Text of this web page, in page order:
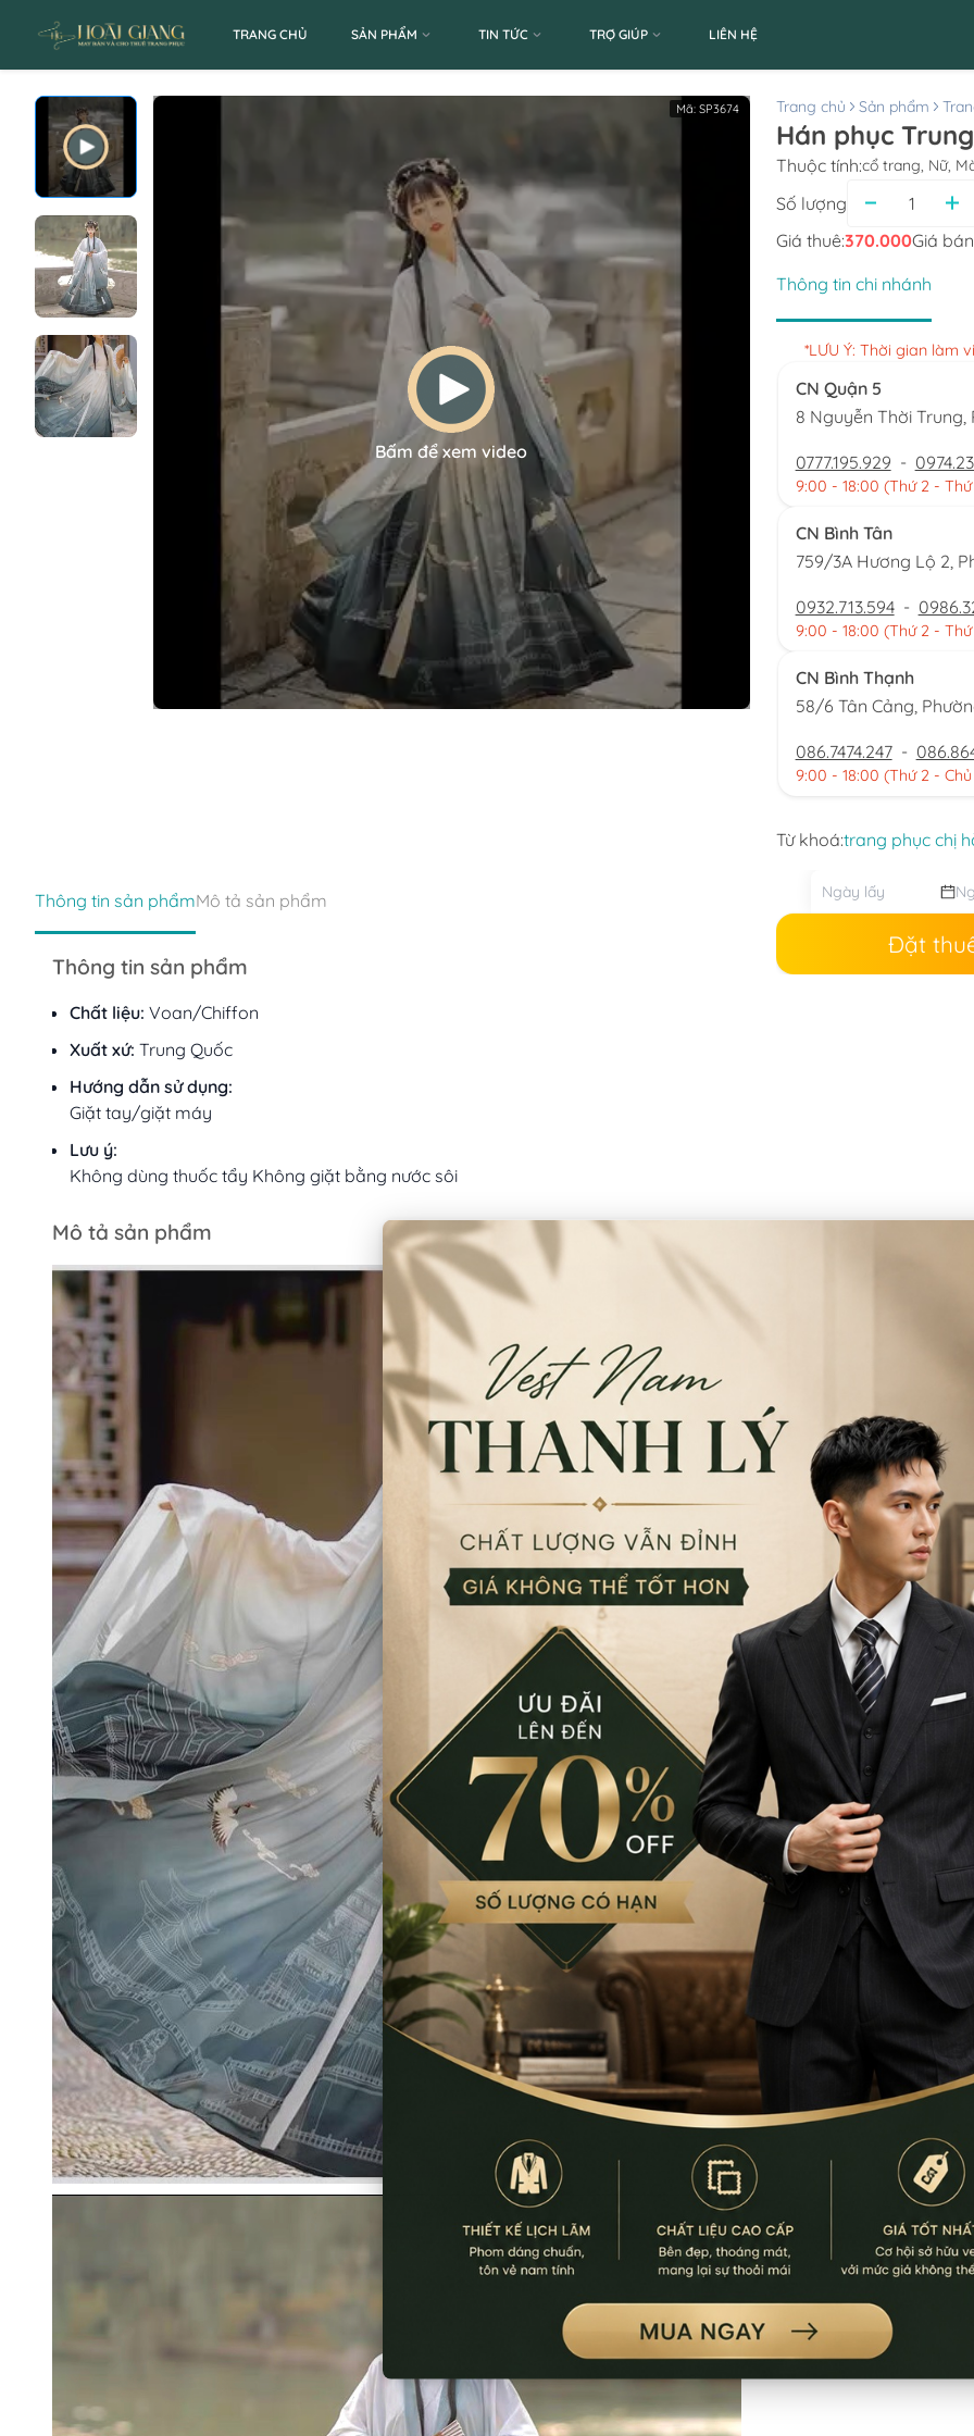
TRANG CHỦ SẢN PHẨM TIN TỨC TRỢ GIÚP LIÊN HỆ
Mã: SP3674
Bấm để xem video
Thông tin sản phẩmMô tả sản phẩm
Thông tin sản phẩm
Chất liệu: Voan/Chiffon
Xuất xứ: Trung Quốc
Hướng dẫn sử dụng:
Giặt tay/giặt máy
Lưu ý:
Không dùng thuốc tẩy Không giặt bằng nước sôi
Mô tả sản phẩm
Trang chủ Sản phẩm
Hán phục
Thuộc tính:cổ trang, Nữ,
Số lượng
Giá thuê:370.000Giá
Thông tin chi nhánh
*LƯU Ý: Thời gian làm
CN Quận 5
8 Nguyễn Thời Trung,
0777.195.929 -
9:00 - 18:00 (Thứ 2 - Thứ
CN Bình Tân
759/3A Hương Lộ 2,
0932.713.594 -
9:00 - 18:00 (Thứ 2 - Thứ
CN Bình Thạnh
58/6 Tân Cảng,
086.7474.247 -
9:00 - 18:00 (Thứ 2 -
Từ khoá:trang phục chị
Đặt